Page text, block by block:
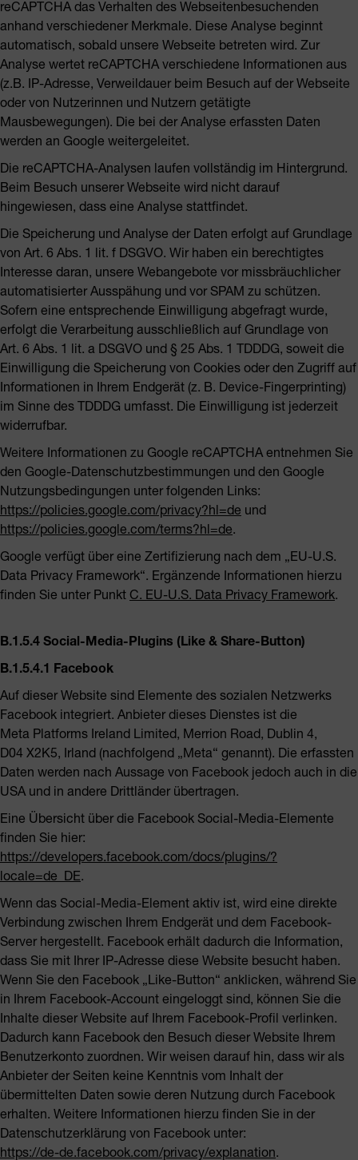
reCAPTCHA das Verhalten des Webseitenbesuchenden
anhand verschiedener Merkmale. Diese Analyse beginnt
automatisch, sobald unsere Webseite betreten wird. Zur
Analyse wertet reCAPTCHA verschiedene Informationen aus
(z.B. IP-Adresse, Verweildauer beim Besuch auf der Webseite
oder von Nutzerinnen und Nutzern getätigte
Mausbewegungen). Die bei der Analyse erfassten Daten
werden an Google weitergeleitet.
Die reCAPTCHA-Analysen laufen vollständig im Hintergrund.
Beim Besuch unserer Webseite wird nicht darauf
hingewiesen, dass eine Analyse stattfindet.
Die Speicherung und Analyse der Daten erfolgt auf Grundlage
von Art. 6 Abs. 1 lit. f DSGVO. Wir haben ein berechtigtes
Interesse daran, unsere Webangebote vor missbräuchlicher
automatisierter Ausspähung und vor SPAM zu schützen.
Sofern eine entsprechende Einwilligung abgefragt wurde,
erfolgt die Verarbeitung ausschließlich auf Grundlage von
Art. 6 Abs. 1 lit. a DSGVO und § 25 Abs. 1 TDDDG, soweit die
Einwilligung die Speicherung von Cookies oder den Zugriff auf
Informationen in Ihrem Endgerät (z. B. Device-Fingerprinting)
im Sinne des TDDDG umfasst. Die Einwilligung ist jederzeit
widerrufbar.
Weitere Informationen zu Google reCAPTCHA entnehmen Sie
den Google-Datenschutzbestimmungen und den Google
Nutzungsbedingungen unter folgenden Links:
https://policies.google.com/privacy?hl=de und
https://policies.google.com/terms?hl=de.
Google verfügt über eine Zertifizierung nach dem „EU-U.S.
Data Privacy Framework“. Ergänzende Informationen hierzu
finden Sie unter Punkt C. EU-U.S. Data Privacy Framework.
B.1.5.4 Social-Media-Plugins (Like & Share-Button)
B.1.5.4.1 Facebook
Auf dieser Website sind Elemente des sozialen Netzwerks
Facebook integriert. Anbieter dieses Dienstes ist die
Meta Platforms Ireland Limited, Merrion Road, Dublin 4,
D04 X2K5, Irland (nachfolgend „Meta“ genannt). Die erfassten
Daten werden nach Aussage von Facebook jedoch auch in die
USA und in andere Drittländer übertragen.
Eine Übersicht über die Facebook Social-Media-Elemente
finden Sie hier:
https://developers.facebook.com/docs/plugins/?
locale=de_DE.
Wenn das Social-Media-Element aktiv ist, wird eine direkte
Verbindung zwischen Ihrem Endgerät und dem Facebook-
Server hergestellt. Facebook erhält dadurch die Information,
dass Sie mit Ihrer IP-Adresse diese Website besucht haben.
Wenn Sie den Facebook „Like-Button“ anklicken, während Sie
in Ihrem Facebook-Account eingeloggt sind, können Sie die
Inhalte dieser Website auf Ihrem Facebook-Profil verlinken.
Dadurch kann Facebook den Besuch dieser Website Ihrem
Benutzerkonto zuordnen. Wir weisen darauf hin, dass wir als
Anbieter der Seiten keine Kenntnis vom Inhalt der
übermittelten Daten sowie deren Nutzung durch Facebook
erhalten. Weitere Informationen hierzu finden Sie in der
Datenschutzerklärung von Facebook unter:
https://de-de.facebook.com/privacy/explanation.